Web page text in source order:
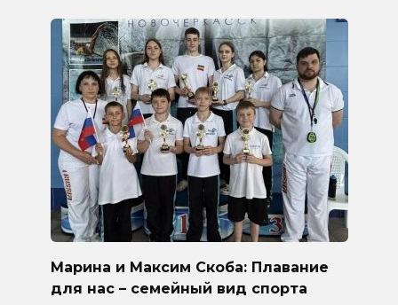
Марина и Максим Скоба: Плавание
для нас – семейный вид спорта